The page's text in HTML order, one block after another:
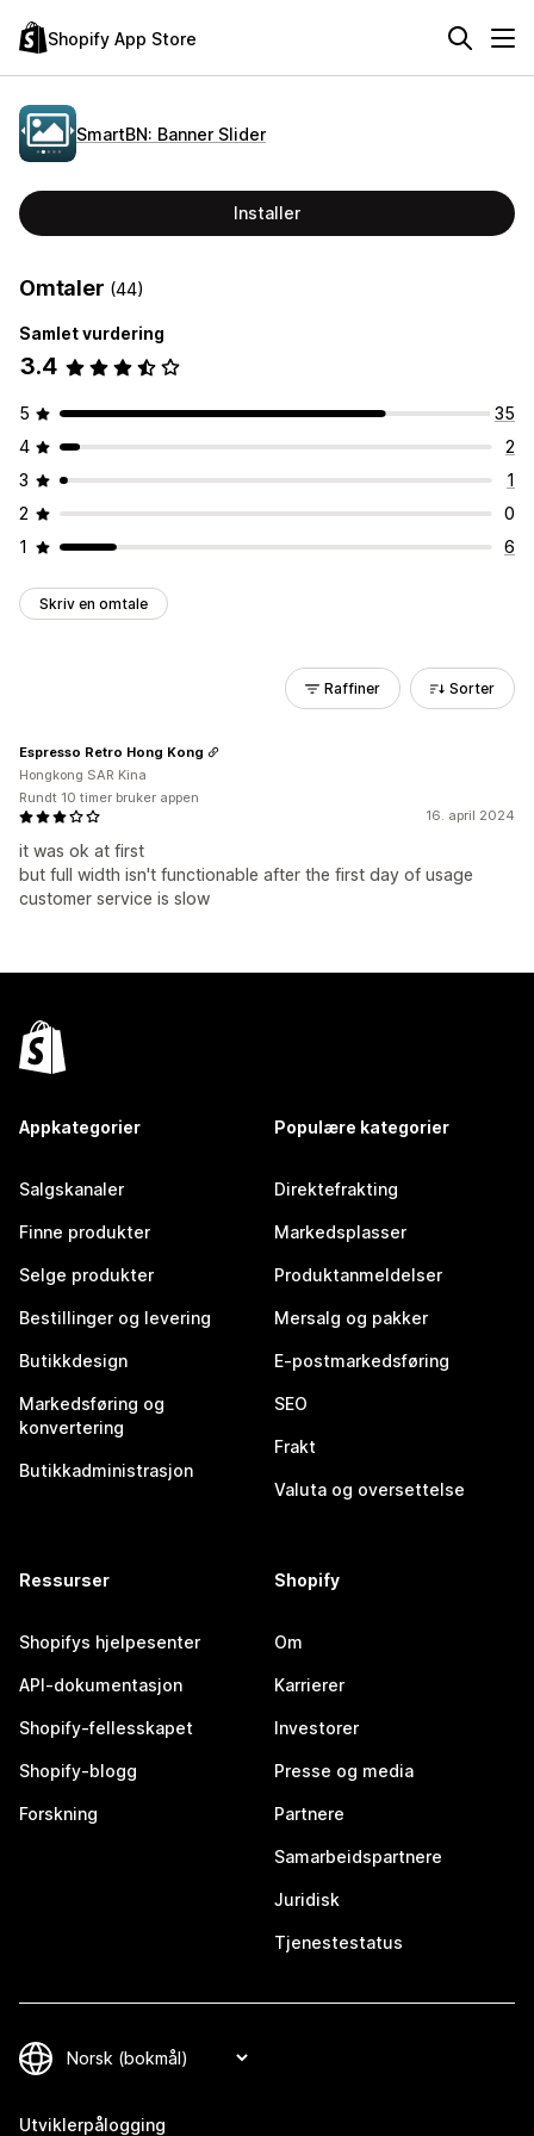
Shopify App Store
SmartBN: Banner Slider
Installer
Omtaler (44)
Samlet vurdering
3.4
5
35
4
2
3
1
2
0
1
6
Skriv en omtale
Raffiner Sorter
16. april 2024
it was ok at first
but full width isn't functionable after the first day of usage
customer service is slow
Espresso Retro Hong Kong
Hongkong SAR Kina
Rundt 10 timer bruker appen
Appkategorier
Salgskanaler
Finne produkter
Selge produkter
Bestillinger og levering
Butikkdesign
Markedsføring og
konvertering
Butikkadministrasjon
Populære kategorier
Direktefrakting
Markedsplasser
Produktanmeldelser
Mersalg og pakker
E-postmarkedsføring
SEO
Frakt
Valuta og oversettelse
Ressurser
Shopifys hjelpesenter
API-dokumentasjon
Shopify-fellesskapet
Shopify-blogg
Forskning
Shopify
Om
Karrierer
Investorer
Presse og media
Partnere
Samarbeidspartnere
Juridisk
Tjenestestatus
Utviklerpålogging